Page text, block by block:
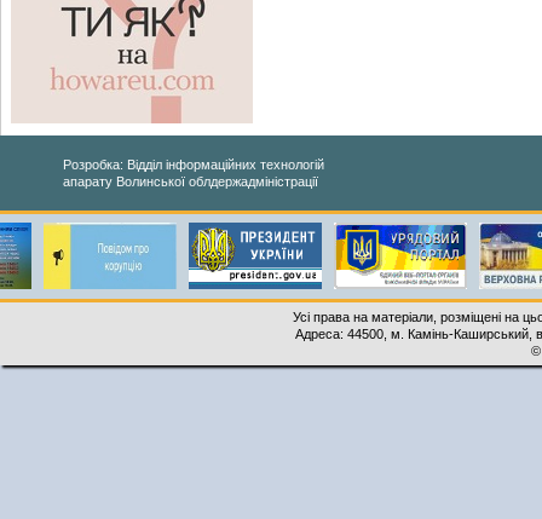
Розробка: Відділ інформаційних технологій
апарату Волинської облдержадміністрації
Усі права на матеріали, розміщені на
Адреса: 44500, м. Камінь-Каширський,
©